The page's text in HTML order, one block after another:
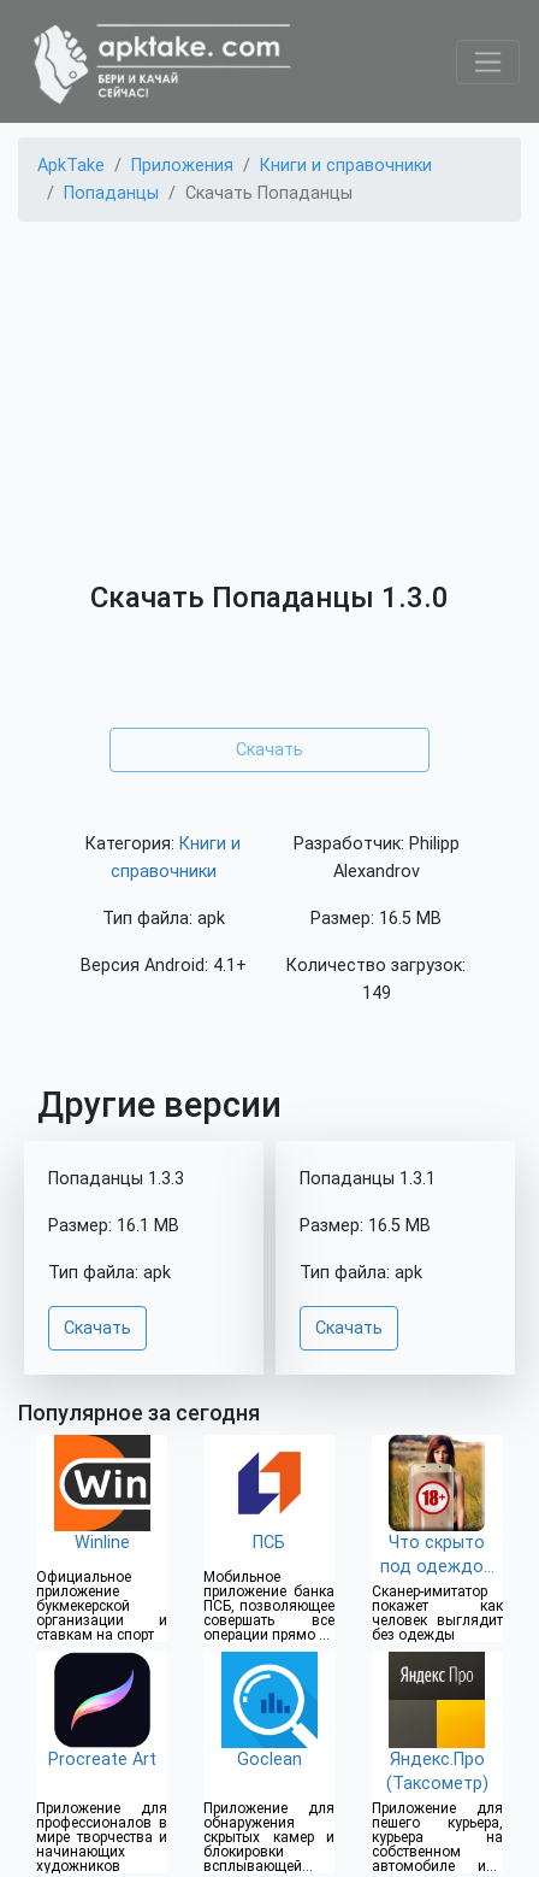
ApkTake Приложения
Книги и справочники
Попаданцы
Скачать Попаданцы
Скачать Попаданцы 1.3.0
Скачать
Категория: Книги и
справочники
Тип файла: apk
Версия Android: 4.1+
Разработчик: Philipp
Alexandrov
Размер: 16.5 MB
Количество загрузок:
149
Другие версии
Попаданцы 1.3.3
Размер: 16.1 MB
Тип файла: apk
Скачать
Попаданцы 1.3.1
Размер: 16.5 MB
Тип файла: apk
Скачать
Популярное за сегодня
Winline
Официальное
приложение
букмекерской
организации и
ставкам на спорт
ПСБ
Мобильное
приложение банка
ПСБ, позволяющее
совершать все
операции прямо из
дома
Что скрыто
под одеждой
(18+)
Сканер-имитатор
покажет как
человек выглядит
без одежды
Procreate Art
Приложение для
профессионалов в
мире творчества и
начинающих
художников
Goclean
Приложение для
обнаружения
скрытых камер и
блокировки
всплывающей
Яндекс.Про
(Таксометр)
Приложение для
пешего курьера,
курьера на
собственном
автомобиле или